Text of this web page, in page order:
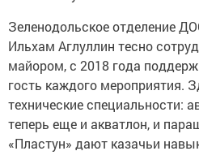
Зеленодольское отделение
Ильхам Аглуллин тесно
майором, с 2018 года
гость каждого мероприятия.
технические специальности:
теперь еще и акватлон, и
«Пластун» дают казачьи